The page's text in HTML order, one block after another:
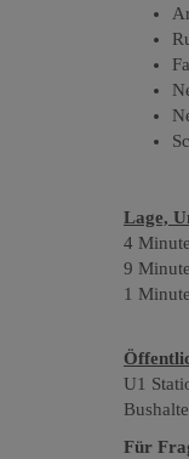
Lage,
4
9
1
U1
Für